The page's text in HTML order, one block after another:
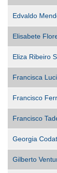
Edvaldo
Elisabete
Eliza Ribeiro
Francisca
Francisco
Francisco
Georgia
Gilberto